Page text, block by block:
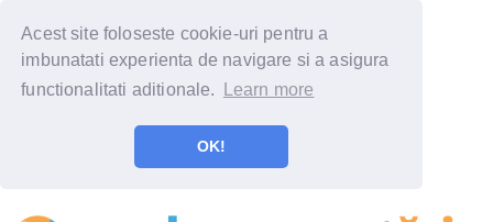
Acest site foloseste cookie-uri pentru a
imbunatati experienta de navigare si a asigura
functionalitati aditionale.
Learn more
OK!